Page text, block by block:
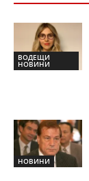
ВОДЕЩИ
НОВИНИ
НОВИНИ